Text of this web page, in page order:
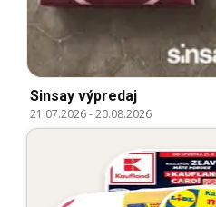
Sinsay výpredaj
21.07.2026-20.08.2026